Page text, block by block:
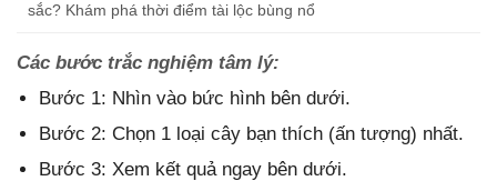
sắc? Khám phá thời điểm tài lộc bùng nổ
Các bước trắc nghiệm tâm lý:
Bước 1: Nhìn vào bức hình bên dưới.
Bước 2: Chọn 1 loại cây bạn thích (ấn tượng) nhất.
Bước 3: Xem kết quả ngay bên dưới.